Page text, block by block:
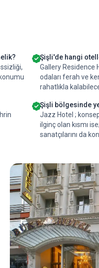
Şişli'de hangi
Gallery Residence
odaları ferah ve
rahatlıkla
Şişli bölgesinde
Jazz Hotel ;
ilginç olan kısmı
sanatçılarını da